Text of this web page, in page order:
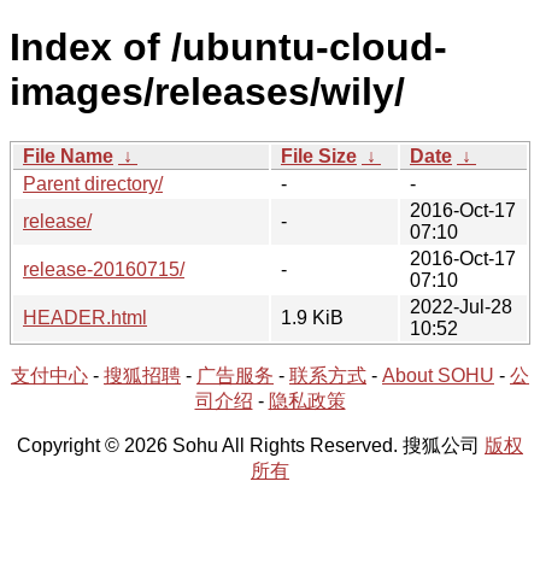
Index of /ubuntu-cloud-
images/releases/wily/
File Name ↓ File Size ↓ Date ↓
Parent directory/
-
-
release/
-
2016-Oct-17
07:10
release-20160715/
-
2016-Oct-17
07:10
HEADER.html
1.9 KiB
2022-Jul-28
10:52
支付中心 - 搜狐招聘 - 广告服务 - 联系方式 - About SOHU - 公
司介绍 - 隐私政策
Copyright © 2026 Sohu All Rights Reserved. 搜狐公司 版权
所有